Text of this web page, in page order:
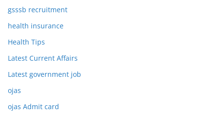
gsssb recruitment
health insurance
Health Tips
Latest Current Affairs
Latest government job
ojas
ojas Admit card